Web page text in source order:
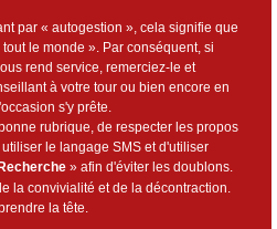
par « autogestion », cela signifie que
le monde ». Par conséquent, si
rend service, remerciez-le et
à votre tour ou bien encore en
s'y prête.
rubrique, de respecter les propos
le langage SMS et d'utiliser
Recherche » afin d'éviter les doublons.
la convivialité et de la décontraction.
la tête.